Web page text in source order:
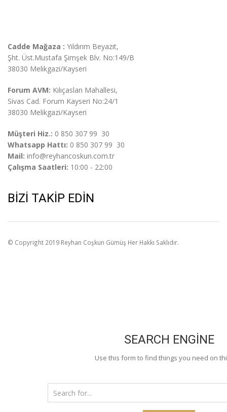
Cadde Mağaza : Yıldırım Beyazıt,
Şht. Üst.Mustafa Şimşek Blv. No:149/B
38030 Melikgazi/Kayseri
Forum AVM: Kılıçaslan Mahallesi,
Sivas Cad. Forum Kayseri No:24/1
38030 Melikgazi/Kayseri
Müşteri Hiz.: 0 850 307 99 30
Whatsapp Hattı: 0 850 307 99 30
Mail: info@reyhancoskun.com.tr
Çalışma Saatleri: 10:00 - 22:00
BIZI TAKIP EDIN
© Copyright 2019 Reyhan Coşkun Gümüş Her Hakkı Saklıdır.
SEARCH ENGINE
Use this form to find things you need on